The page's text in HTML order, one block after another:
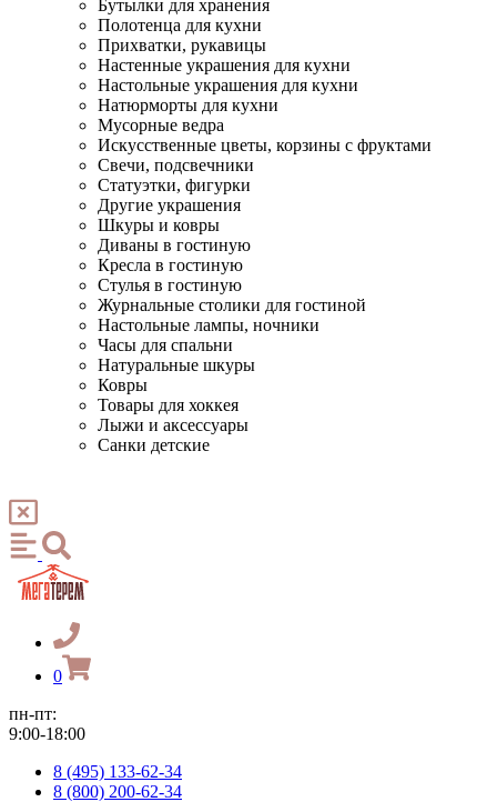
Бутылки для хранения
Полотенца для кухни
Прихватки, рукавицы
Настенные украшения для кухни
Настольные украшения для кухни
Натюрморты для кухни
Мусорные ведра
Искусственные цветы, корзины с фруктами
Свечи, подсвечники
Статуэтки, фигурки
Другие украшения
Шкуры и ковры
Диваны в гостиную
Кресла в гостиную
Стулья в гостиную
Журнальные столики для гостиной
Настольные лампы, ночники
Часы для спальни
Натуральные шкуры
Ковры
Товары для хоккея
Лыжи и аксессуары
Санки детские
0
пн-пт:
9:00-18:00
8 (495) 133-62-34
8 (800) 200-62-34